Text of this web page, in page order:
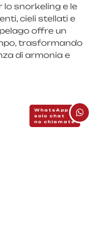
snorkeling e le
cieli stellati e
offre un
trasformando
di armonia e
WhatsApp
solo chat
no chiamate